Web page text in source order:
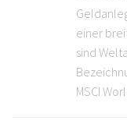
einer
sind
MSCI